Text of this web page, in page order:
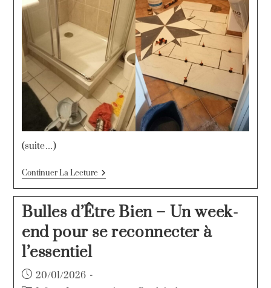
(suite…)
Continuer La Lecture
Bulles d’Être Bien – Un week-
end pour se reconnecter à
l’essentiel
20/01/2026